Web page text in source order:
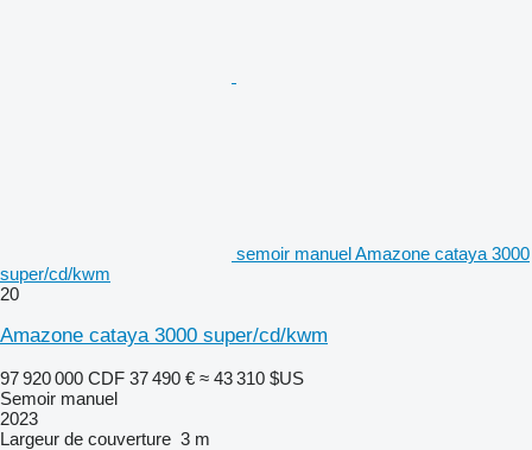
semoir manuel Amazone cataya 3000
super/cd/kwm
20
Amazone cataya 3000 super/cd/kwm
97 920 000 CDF 37 490 € ≈ 43 310 $US
Semoir manuel
2023
Largeur de couverture 3 m